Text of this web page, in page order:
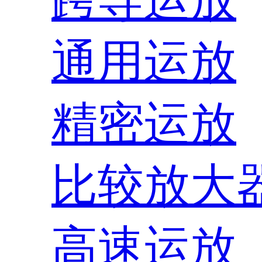
通用运放
精密运放
比较放大
高速运放